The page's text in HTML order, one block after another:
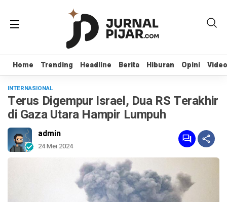
Home Trending Headline Berita Hiburan Opini Video
Home Trending Headline Berita Hiburan Opini Video
INTERNASIONAL
Terus Digempur Israel, Dua RS Terakhir
di Gaza Utara Hampir Lumpuh
admin
24 Mei 2024